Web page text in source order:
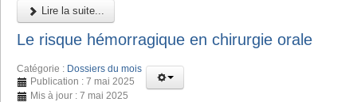
Lire la suite...
Le risque hémorragique en chirurgie orale
Catégorie : Dossiers du mois
Publication : 7 mai 2025
Mis à jour : 7 mai 2025